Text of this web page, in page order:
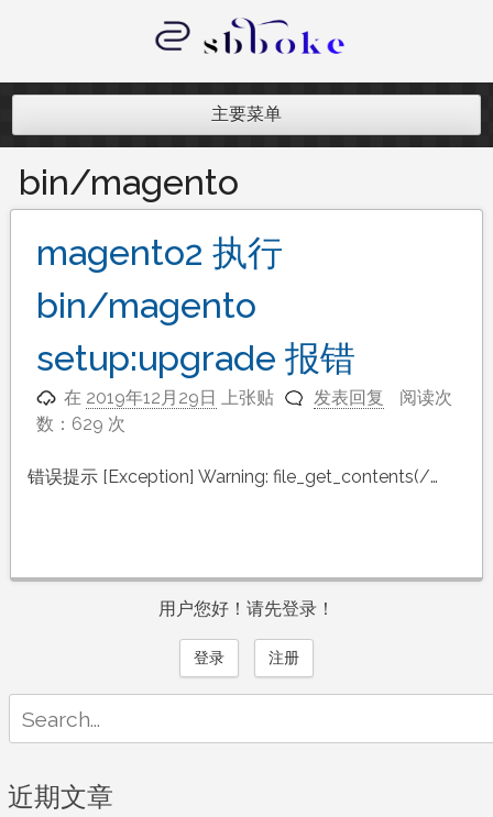
内
记录跨境电商独立站开发遇到的点点
主要菜单
bin/magento
magento2 执行
bin/magento
setup:upgrade 报错
在 2019年12月29日 上张贴 发表回复
阅读次
数：629 次
错误提示 [Exception] Warning: file_get_contents(/…
用户您好！请先登录！
登录 注册
for:
近期文章